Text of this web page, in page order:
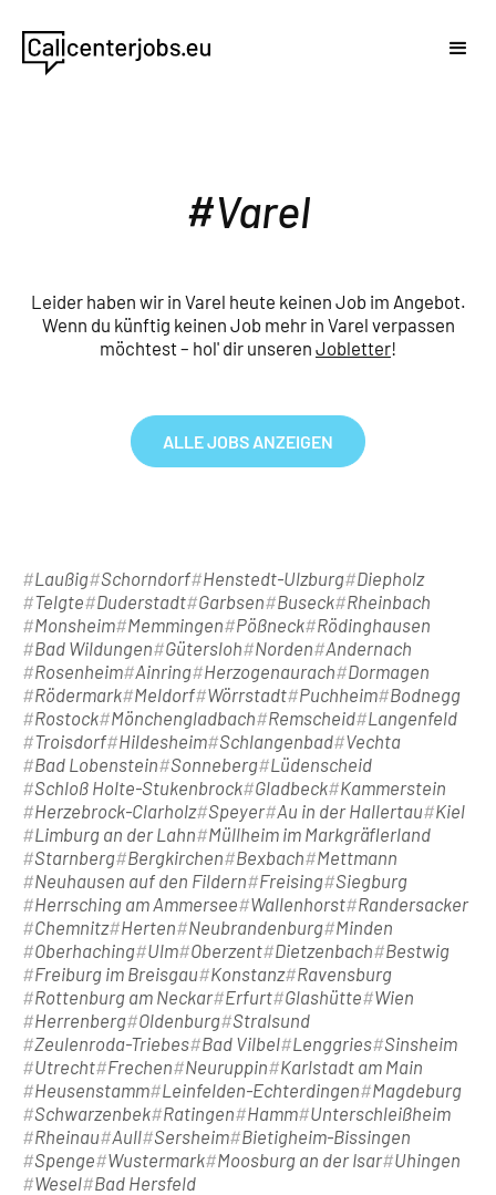
Varel
Leider haben wir in Varel heute keinen Job im Angebot.
Wenn du künftig keinen Job mehr in Varel verpassen
möchtest – hol' dir unseren Jobletter!
ALLE JOBS ANZEIGEN
Laußig Schorndorf Henstedt-Ulzburg Diepholz
Telgte
Duderstadt Garbsen Buseck Rheinbach
Monsheim Memmingen Pößneck Rödinghausen
Bad Wildungen
Gütersloh Norden Andernach
Rosenheim Ainring Herzogenaurach
Dormagen
Rödermark Meldorf Wörrstadt Puchheim Bodnegg
Rostock Mönchengladbach Remscheid Langenfeld
Troisdorf Hildesheim Schlangenbad Vechta
Bad Lobenstein
Sonneberg Lüdenscheid
Schloß Holte-Stukenbrock Gladbeck Kammerstein
Herzebrock-Clarholz Speyer Au in der Hallertau
Kiel
Limburg an der Lahn
Müllheim im Markgräflerland
Starnberg Bergkirchen Bexbach
Mettmann
Neuhausen auf den Fildern
Freising Siegburg
Herrsching am Ammersee
Wallenhorst Randersacker
Chemnitz Herten Neubrandenburg Minden
Oberhaching Ulm Oberzent Dietzenbach
Bestwig
Freiburg im Breisgau
Konstanz Ravensburg
Rottenburg am Neckar Erfurt Glashütte
Wien
Herrenberg Oldenburg Stralsund
Zeulenroda-Triebes Bad Vilbel Lenggries Sinsheim
Utrecht Frechen Neuruppin
Karlstadt am Main
Heusenstamm Leinfelden-Echterdingen
Magdeburg
Schwarzenbek Ratingen Hamm Unterschleißheim
Rheinau Aull Sersheim Bietigheim-Bissingen
Spenge
Wustermark Moosburg an der Isar Uhingen
Wesel Bad Hersfeld